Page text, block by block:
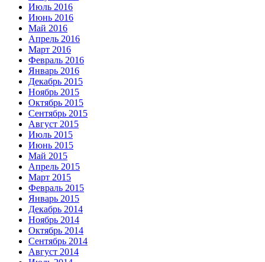
Июль 2016
Июнь 2016
Май 2016
Апрель 2016
Март 2016
Февраль 2016
Январь 2016
Декабрь 2015
Ноябрь 2015
Октябрь 2015
Сентябрь 2015
Август 2015
Июль 2015
Июнь 2015
Май 2015
Апрель 2015
Март 2015
Февраль 2015
Январь 2015
Декабрь 2014
Ноябрь 2014
Октябрь 2014
Сентябрь 2014
Август 2014